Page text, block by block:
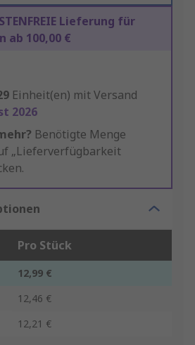
Lieferung für
ab 100,00 €
Einheit(en) mit Versand
2026
Benötigte Menge
„Lieferverfügbarkeit
Pro Stück
12,99 €
12,46 €
12,21 €